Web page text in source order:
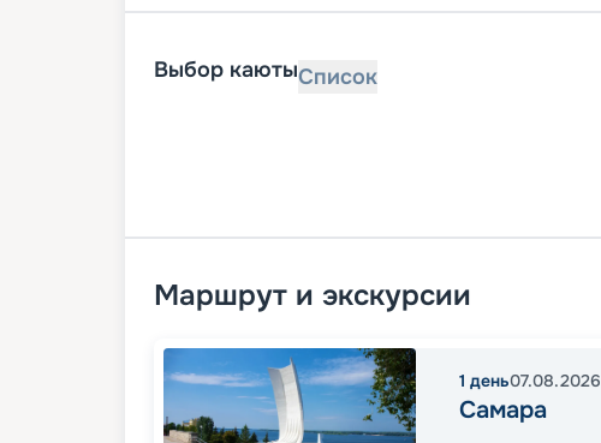
Выбор каютыСписок
Маршрут и экскурсии
1 день07.08.2026
Самара